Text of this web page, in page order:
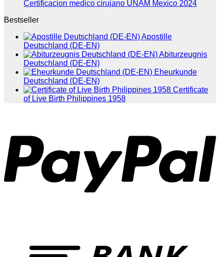
Certificacion medico cirujano UNAM Mexico 2024
Bestseller
Apostille
Deutschland (DE-EN)
Abiturzeugnis
Deutschland (DE-EN)
Eheurkunde
Deutschland (DE-EN)
Certificate
of Live Birth Philippines 1958